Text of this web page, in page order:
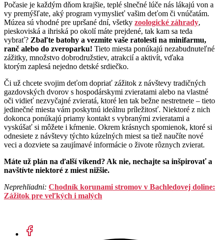
Počasie je každým dňom krajšie, teplé slnečné lúče nás lákajú von a
vy premýšľate, aký program vymyslieť vašim deťom či vnúčatám.
Múzea sú vhodné pre upršané dní, všetky zoologické záhrady,
pieskoviská a ihriská po okolí máte prejdené, tak kam sa teda
vybrať? Zbaľte batohy a vezmite vaše ratolesti na minifarmu,
ranč alebo do zveroparku! Tieto miesta ponúkajú nezabudnuteľné
zážitky, množstvo dobrodružstiev, atrakcií a aktivít, vďaka
ktorým zaplesá nejedno detské srdiečko.
Či už chcete svojim deťom dopriať zážitok z návštevy tradičných
gazdovských dvorov s hospodárskymi zvieratami alebo na vlastné
oči vidieť nezvyčajné zvieratá, ktoré len tak bežne nestretnete – tieto
jedinečné miesta vám poskytnú ideálnu príležitosť. Niektoré z nich
dokonca ponúkajú priamy kontakt s vybranými zvieratami a
vyskúšať si môžete i kŕmenie. Okrem krásnych spomienok, ktoré si
odnesiete z návštevy týchto kúzelných miest sa tiež naučíte nové
veci a dozviete sa zaujímavé informácie o živote rôznych zvierat.
Máte už plán na ďalší víkend? Ak nie, nechajte sa inšpirovať a
navštívte niektoré z miest nižšie.
Neprehliadni: Chodník korunami stromov v Bachledovej doline:
Zážitok pre veľkých i malých